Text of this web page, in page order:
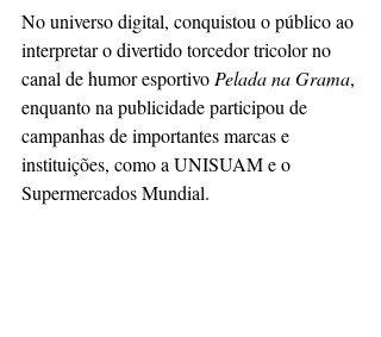
No universo digital, conquistou o público ao
interpretar o divertido torcedor tricolor no
canal de humor esportivo Pelada na Grama,
enquanto na publicidade participou de
campanhas de importantes marcas e
instituições, como a UNISUAM e o
Supermercados Mundial.